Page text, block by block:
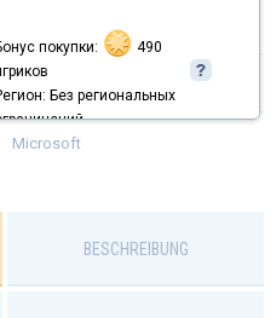
X|S / Xbox Live
Region Free
Microsoft
BESCHREIBUNG
покупки:
490
Без региональных